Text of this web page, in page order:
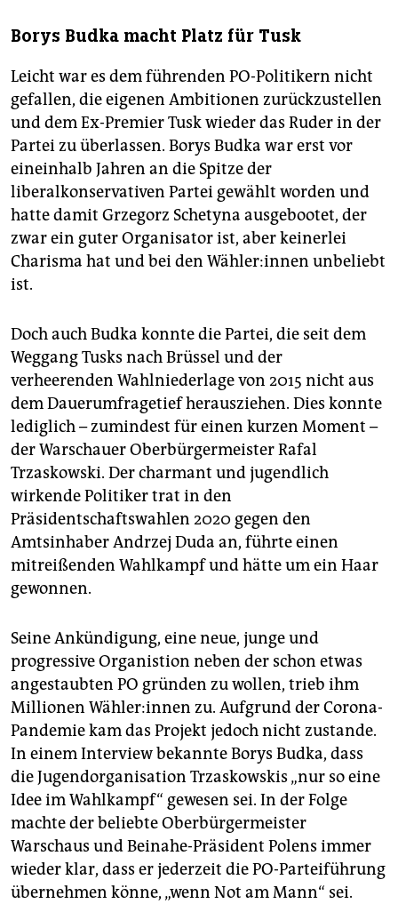
Borys Budka macht Platz für Tusk
Leicht war es dem führenden PO-Politikern nicht
gefallen, die eigenen Ambitionen zurückzustellen
und dem Ex-Premier Tusk wieder das Ruder in der
Partei zu überlassen. Borys Budka war erst vor
eineinhalb Jahren an die Spitze der
liberalkonservativen Partei gewählt worden und
hatte damit Grzegorz Schetyna ausgebootet, der
zwar ein guter Organisator ist, aber keinerlei
Charisma hat und bei den Wäh­le­r:in­nen unbeliebt
ist.
Doch auch Budka konnte die Partei, die seit dem
Weggang Tusks nach Brüssel und der
verheerenden Wahlniederlage von 2015 nicht aus
dem Dauerumfragetief herausziehen. Dies konnte
lediglich – zumindest für einen kurzen Moment –
der Warschauer Oberbürgermeister Rafal
Trzaskowski. Der charmant und jugendlich
wirkende Politiker trat in den
Präsidentschaftswahlen 2020 gegen den
Amtsinhaber Andrzej Duda an, führte einen
mitreißenden Wahlkampf und hätte um ein Haar
gewonnen.
Seine Ankündigung, eine neue, junge und
progressive Organistion neben der schon etwas
angestaubten PO gründen zu wollen, trieb ihm
Millionen Wäh­le­r:in­nen zu. Aufgrund der Corona-
Pandemie kam das Projekt jedoch nicht zustande.
In einem Interview bekannte Borys Budka, dass
die Jugendorganisation Trzaskowskis „nur so eine
Idee im Wahlkampf“ gewesen sei. In der Folge
machte der beliebte Oberbürgermeister
Warschaus und Beinahe-Präsident Polens immer
wieder klar, dass er jederzeit die PO-Parteiführung
übernehmen könne, „wenn Not am Mann“ sei.